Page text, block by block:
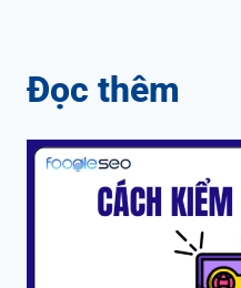
Đọc thêm